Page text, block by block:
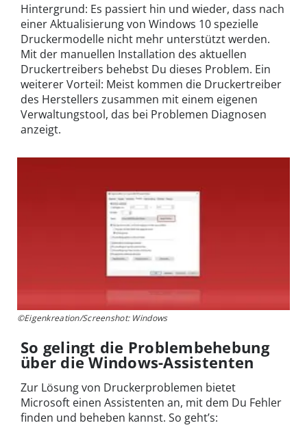
Hintergrund: Es passiert hin und wieder, dass nach
einer Aktualisierung von Windows 10 spezielle
Druckermodelle nicht mehr unterstützt werden.
Mit der manuellen Installation des aktuellen
Druckertreibers behebst Du dieses Problem. Ein
weiterer Vorteil: Meist kommen die Druckertreiber
des Herstellers zusammen mit einem eigenen
Verwaltungstool, das bei Problemen Diagnosen
anzeigt.
©Eigenkreation/Screenshot: Windows
So gelingt die Problembehebung
über die Windows-Assistenten
Zur Lösung von Druckerproblemen bietet
Microsoft einen Assistenten an, mit dem Du Fehler
finden und beheben kannst. So geht’s: